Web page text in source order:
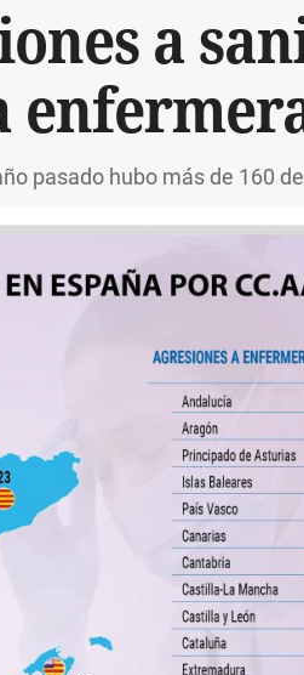
a
pasado hubo más de 160